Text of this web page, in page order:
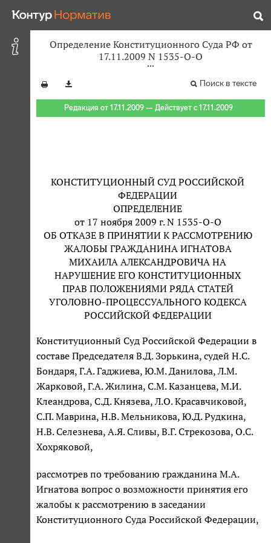
Определение Конституционного Суда РФ от
17.11.2009 N 1535-О-О
Поиск в тексте
Редакция от 17.11.2009 — Действует с 17.11.2009
КОНСТИТУЦИОННЫЙ СУД РОССИЙСКОЙ
ФЕДЕРАЦИИ
ОПРЕДЕЛЕНИЕ
от 17 ноября 2009 г. N 1535-О-О
ОБ ОТКАЗЕ В ПРИНЯТИИ К РАССМОТРЕНИЮ
ЖАЛОБЫ ГРАЖДАНИНА ИГНАТОВА
МИХАИЛА АЛЕКСАНДРОВИЧА НА
НАРУШЕНИЕ ЕГО КОНСТИТУЦИОННЫХ
ПРАВ ПОЛОЖЕНИЯМИ РЯДА СТАТЕЙ
УГОЛОВНО-ПРОЦЕССУАЛЬНОГО КОДЕКСА
РОССИЙСКОЙ ФЕДЕРАЦИИ
Конституционный Суд Российской Федерации в
составе Председателя В.Д. Зорькина, судей Н.С.
Бондаря, Г.А. Гаджиева, Ю.М. Данилова, Л.М.
Жарковой, Г.А. Жилина, С.М. Казанцева, М.И.
Клеандрова, С.Д. Князева, Л.О. Красавчиковой,
С.П. Маврина, Н.В. Мельникова, Ю.Д. Рудкина,
Н.В. Селезнева, А.Я. Сливы, В.Г. Стрекозова, О.С.
Хохряковой,
рассмотрев по требованию гражданина М.А.
Игнатова вопрос о возможности принятия его
жалобы к рассмотрению в заседании
Конституционного Суда Российской Федерации,